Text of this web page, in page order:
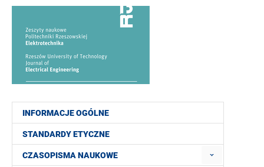
INFORMACJE OGÓLNE
STANDARDY ETYCZNE
CZASOPISMA NAUKOWE